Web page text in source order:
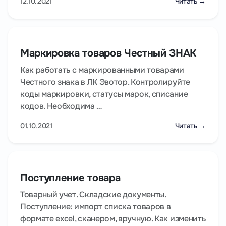
Маркировка товаров Честный ЗНАК
Как работать с маркированными товарами
Честного знака в ЛК Эвотор. Контролируйте
коды маркировки, статусы марок, списание
кодов. Необходима …
01.10.2021 Читать →
Поступление товара
Товарный учет. Складские документы.
Поступление: импорт списка товаров в
формате excel, сканером, вручную. Как изменить